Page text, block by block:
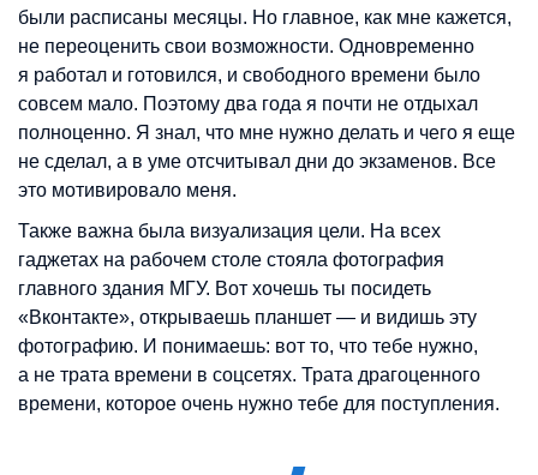
были расписаны месяцы. Но главное, как мне кажется,
не переоценить свои возможности. Одновременно
я работал и готовился, и свободного времени было
совсем мало. Поэтому два года я почти не отдыхал
полноценно. Я знал, что мне нужно делать и чего я еще
не сделал, а в уме отсчитывал дни до экзаменов. Все
это мотивировало меня.
Также важна была визуализация цели. На всех
гаджетах на рабочем столе стояла фотография
главного здания МГУ. Вот хочешь ты посидеть
«Вконтакте», открываешь планшет — и видишь эту
фотографию. И понимаешь: вот то, что тебе нужно,
а не трата времени в соцсетях. Трата драгоценного
времени, которое очень нужно тебе для поступления.